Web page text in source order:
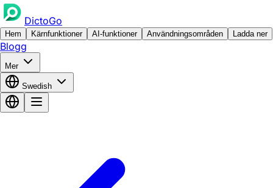
DictoGo
Hem Kärnfunktioner AI-funktioner Användningsområden Ladda ner
Blogg
Mer
Swedish